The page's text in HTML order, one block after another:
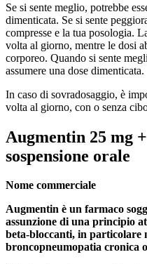
Se si sente meglio, potrebbe
dimenticata. Se si sente
compresse e la tua posologia.
volta al giorno, mentre le dosi
corporeo. Quando si sente
assumere una dose dimenticata.
In caso di sovradosaggio, è
volta al giorno, con o senza
Augmentin 25 mg
sospensione orale
Nome commerciale
Augmentin è un farmaco
assunzione di una principio
beta-bloccanti, in particolare
broncopneumopatia cronica